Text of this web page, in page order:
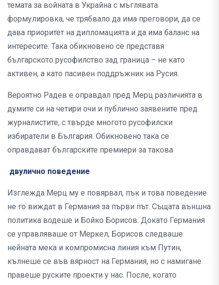
темата за войната в Украйна с мъглявата
формулировка, че трябвало да има преговори, да се
дава приоритет на дипломацията и да има баланс на
интересите. Така обикновено се представя
българското русофилство зад граница – не като
активен, а като пасивен поддръжник на Русия.
Вероятно Радев е оправдал пред Мерц различията в
думите си на четири очи и публично заявените пред
журналистите, с твърде многото русофилски
избиратели в България. Обикновено така се
оправдават българските премиери за такова
двулично поведение
Изглежда Мерц му е повярвал, пък и това поведение
не го виждат в Германия за първи път. Същата външна
политика водеше и Бойко Борисов. Докато Германия
се управляваше от Меркел, Борисов следваше
нейната мека и компромисна линия към Путин,
кълнеше се във вярност на Германия, но с намигане
правеше руските проекти у нас. После, когато